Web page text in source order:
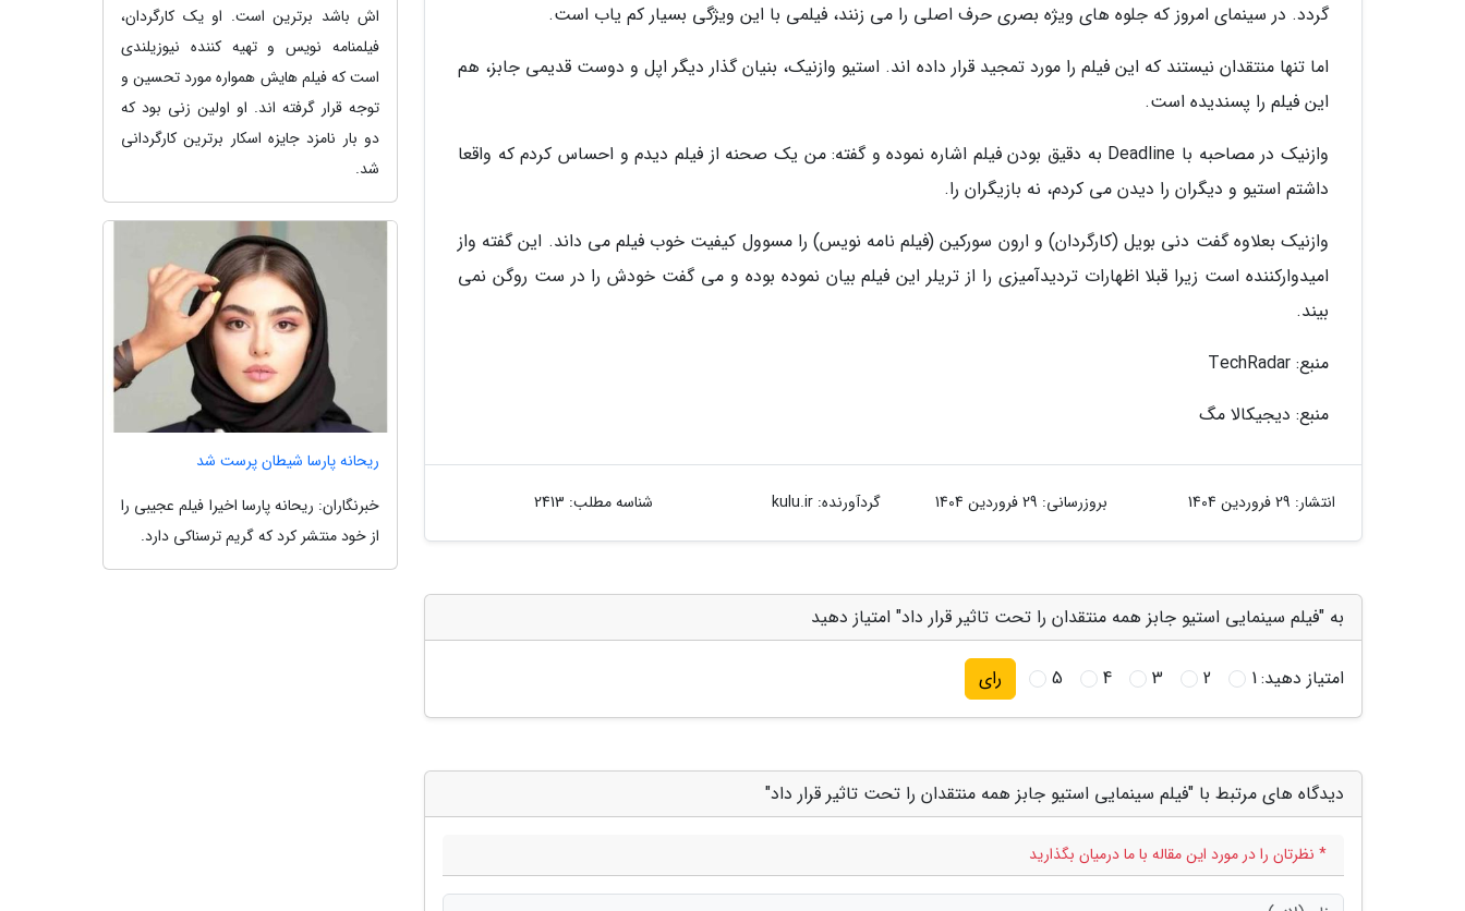
گردد. در سینمای امروز که جلوه های ویژه بصری حرف اصلی را می زنند، فیلمی با این ویژگی بسیار کم یاب است.
اما تنها منتقدان نیستند که این فیلم را مورد تمجید قرار داده اند. استیو وازنیک، بنیان گذار دیگر اپل و دوست قدیمی جابز، هم
این فیلم را پسندیده است.
وازنیک در مصاحبه با Deadline به دقیق بودن فیلم اشاره نموده و گفته: من یک صحنه از فیلم دیدم و احساس کردم که واقعا
داشتم استیو و دیگران را دیدن می کردم، نه بازیگران را.
وازنیک بعلاوه گفت دنی بویل (کارگردان) و ارون سورکین (فیلم نامه نویس) را مسوول کیفیت خوب فیلم می داند. این گفته واز
امیدوارکننده است زیرا قبلا اظهارات تردیدآمیزی را از تریلر این فیلم بیان نموده بوده و می گفت خودش را در ست روگن نمی
بیند.
منبع: TechRadar
منبع: دیجیکالا مگ
انتشار: 29 فروردین 1404 بروزرسانی: 29 فروردین 1404 گردآورنده:kulu.ir شناسه مطلب: 2413
به "فیلم سینمایی استیو جابز همه منتقدان را تحت تاثیر قرار داد" امتیاز دهید
امتیاز دهید:1
2
3
4
5 رای
دیدگاه های مرتبط با "فیلم سینمایی استیو جابز همه منتقدان را تحت تاثیر قرار داد"
* نظرتان را در مورد این مقاله با ما درمیان بگذارید
اش باشد برترین است. او یک کارگردان،
فیلمنامه نویس و تهیه کننده نیوزیلندی
است که فیلم هایش همواره مورد تحسین و
توجه قرار گرفته اند. او اولین زنی بود که
دو بار نامزد جایزه اسکار برترین کارگردانی
شد.
ریحانه پارسا شیطان پرست شد
خبرنگاران: ریحانه پارسا اخیرا فیلم عجیبی را
از خود منتشر کرد که گریم ترسناکی دارد.